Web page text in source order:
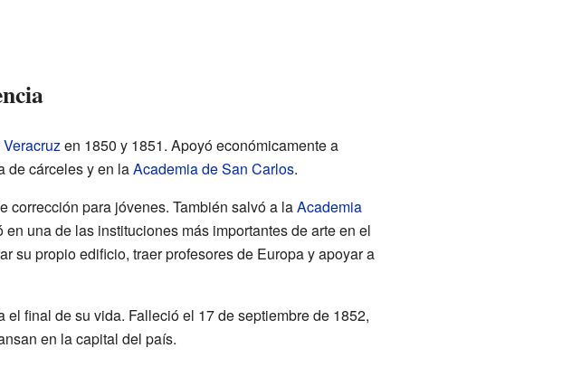
Veracruzen 1850 y 1851. Apoyó económicamente a
de cárceles y en laAcademia de San Carlos.
corrección para jóvenes. También salvó a laAcademia
una de las instituciones más importantes de arte en el
su propio edificio, traer profesores de Europa y apoyar a
final de su vida. Falleció el 17 de septiembre de 1852,
en la capital del país.